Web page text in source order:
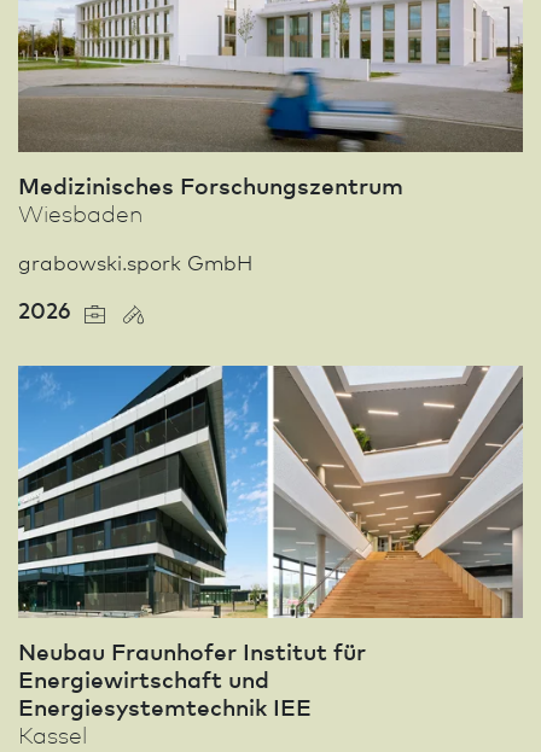
Medizinisches Forschungszentrum
Wies­ba­den
grabowski.spork GmbH
2026
Neu­bau Fraunhofer Institut für
Energiewirtschaft und
Energiesystemtechnik IEE
Kassel